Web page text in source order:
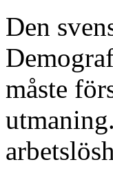
Den
måste